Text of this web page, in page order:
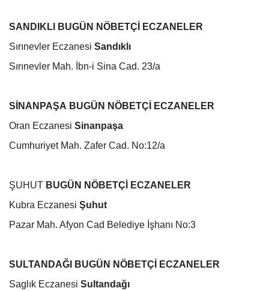
SANDIKLI
BUGÜN NÖBETÇİ ECZANELER
Sırınevler Eczanesi Sandıklı
Sırınevler Mah. İbn-i Sina Cad. 23/a
SİNANPAŞA BUGÜN NÖBETÇİ ECZANELER
Oran Eczanesi Sinanpaşa
Cumhuriyet Mah. Zafer Cad. No:12/a
ŞUHUT BUGÜN NÖBETÇİ ECZANELER
Kubra Eczanesi Şuhut
Pazar Mah. Afyon Cad Belediye İşhanı No:3
SULTANDAĞI
BUGÜN NÖBETÇİ ECZANELER
Saglık Eczanesi Sultandağı